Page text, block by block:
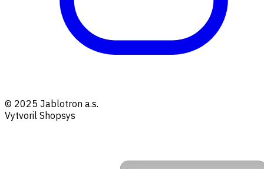
© 2025 Jablotron a.s.
Vytvoril Shopsys